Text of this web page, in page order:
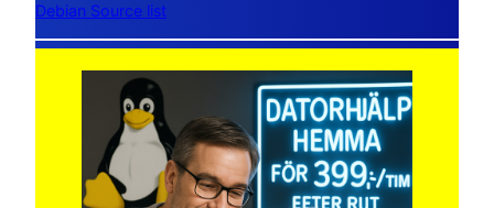
Debian Source list